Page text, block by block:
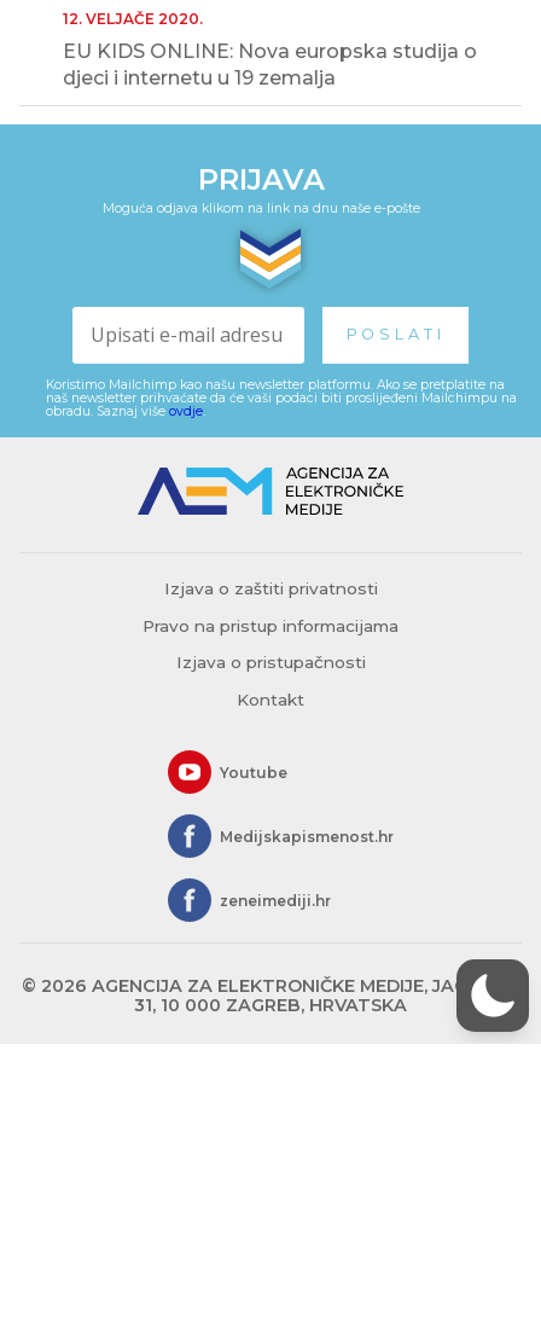
12. VELJAČE 2020.
EU KIDS ONLINE: Nova europska studija o
djeci i internetu u 19 zemalja
PRIJAVA
Moguća odjava klikom na link na dnu naše e-pošte
Koristimo Mailchimp kao našu newsletter platformu. Ako se pretplatite na
naš newsletter prihvaćate da će vaši podaci biti proslijeđeni Mailchimpu na
obradu. Saznaj više ovdje.
Izjava o zaštiti privatnosti
Pravo na pristup informacijama
Izjava o pristupačnosti
Kontakt
Youtube
Medijskapismenost.hr
zeneimediji.hr
© 2026 AGENCIJA ZA ELEKTRONIČKE MEDIJE, JAGIĆEVA
31, 10 000 ZAGREB, HRVATSKA